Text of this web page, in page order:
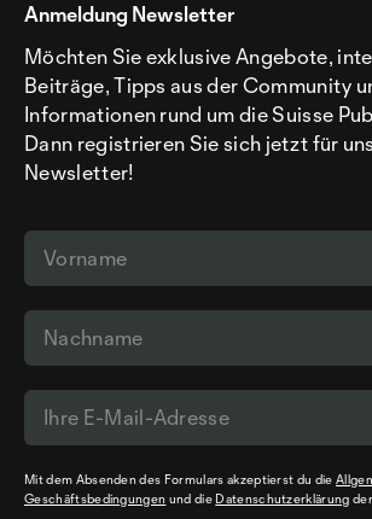
Anmeldung Newsletter
Möchten Sie exklusive Angebote,
Beiträge, Tipps aus der Community
Informationen rund um die Suisse
Dann registrieren Sie sich jetzt für
Newsletter!
Mit dem Absenden des Formulars akzeptierst du die
Geschäftsbedingungen und die Datenschutzerklärung